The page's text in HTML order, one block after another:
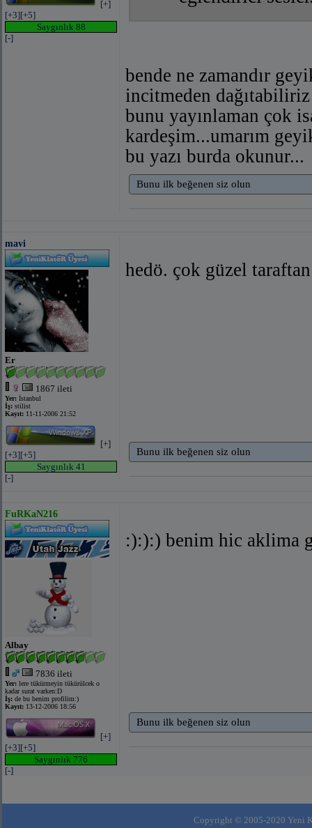
[+]
[+3][+5]
Saygınlık 88
[-]
bende ne zamandır
incitmeden
bunu yayınlaman çok
kardeşim...umarım
bu yazı burda okunur...
Bunu ilk beğenen siz olun
mavi
Er
1867 ileti
Yer: İstanbul
İş: stilist
Kayıt: 11-11-2006 21:52
[+]
[+3][+5]
Saygınlık 41
[-]
hedö. çok güzel
Bunu ilk beğenen siz olun
FuRKaN216
Albay
7836 ileti
Yer: lere tükürmeyin tükürülcek o
kadar surat varken:D
İş: de bu benim profilim:)
Kayıt: 13-12-2006 18:56
[+]
[+3][+5]
Saygınlık 776
[-]
:):):) benim hic aklima
Bunu ilk beğenen siz olun
Copyright © 2005-2020 Yeni